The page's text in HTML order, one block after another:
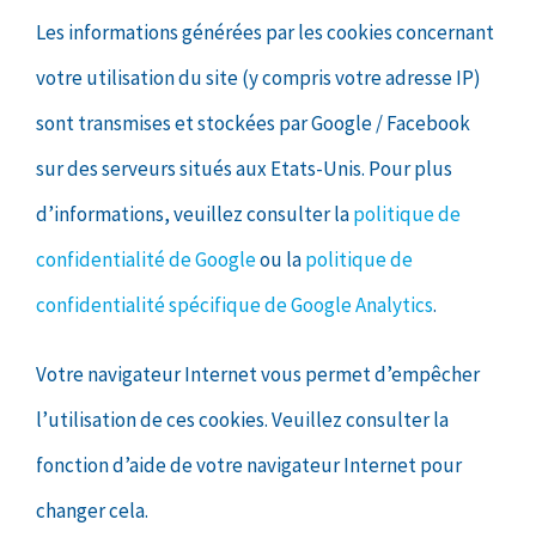
Les informations générées par les cookies concernant
votre utilisation du site (y compris votre adresse IP)
sont transmises et stockées par Google / Facebook
sur des serveurs situés aux Etats-Unis. Pour plus
d’informations, veuillez consulter lapolitique de
confidentialité de Googleou lapolitique de
confidentialité spécifique de Google Analytics.
Votre navigateur Internet vous permet d’empêcher
l’utilisation de ces cookies. Veuillez consulter la
fonction d’aide de votre navigateur Internet pour
changer cela.